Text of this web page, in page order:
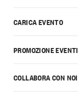
CARICA EVENTO
PROMOZIONE EVENTI
COLLABORA CON NOI